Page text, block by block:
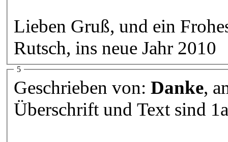
Lieben Gruß, und ein
Rutsch, ins neue Jahr 2010
5
Geschrieben von: Danke,
Überschrift und Text sind